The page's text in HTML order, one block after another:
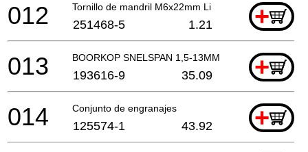
Tornillo de mandril M6x22mm Li +
012 251468-5 1.21
BOORKOP SNELSPAN 1,5-13MM +
013 193616-9 35.09
Conjunto de engranajes +
014 125574-1 43.92